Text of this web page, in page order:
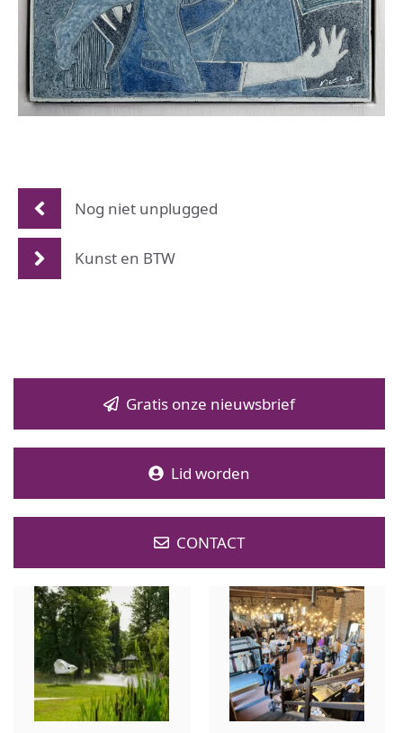
Nog niet unplugged
Kunst en BTW
Gratis onze nieuwsbrief
Lid worden
CONTACT